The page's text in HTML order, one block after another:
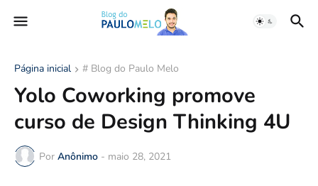
Página inicial # Blog do Paulo Melo
Yolo Coworking promove
curso de Design Thinking 4U
Por Anônimo - maio 28, 2021